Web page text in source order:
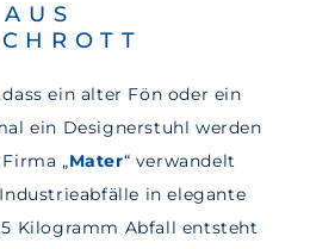
ein alter Fön oder ein
ein Designerstuhl werden
„Mater“ verwandelt
in elegante
Kilogramm Abfall entsteht